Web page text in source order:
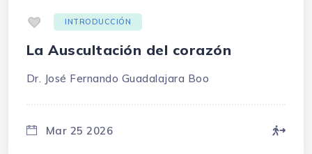
INTRODUCCIÓN
La Auscultación del corazón
Dr. José Fernando Guadalajara Boo
Mar 25 2026